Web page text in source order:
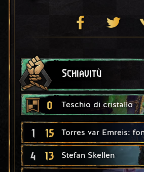
Schiavitù
0 Teschio di cristallo
1 15 Torres var Emreis:
4 13 Stefan Skellen